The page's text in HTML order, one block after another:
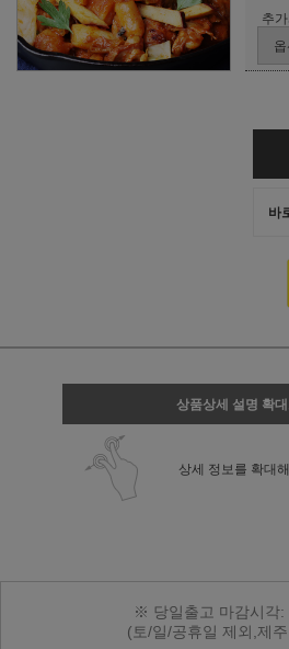
추
바
상품상세 설명 확
상세 정보를 확대
※ 당일출고 마감시각:
(토/일/공휴일 제외, 제